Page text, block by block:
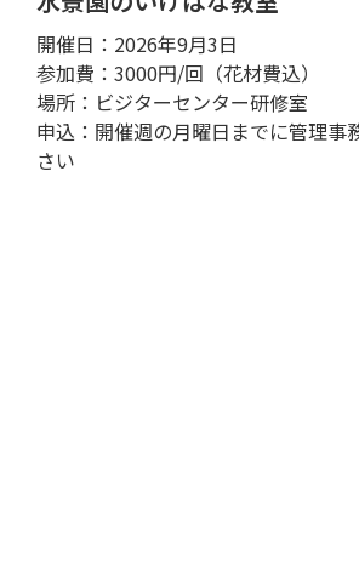
開催日：2026年9月3日
参加費：3000円/回（花材費込）
場所：ビジターセンター研修室
申込：開催週の月曜日までに管理事
さい